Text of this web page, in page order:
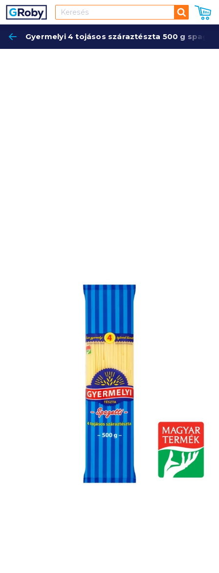
Keresés
Gyermelyi 4 tojásos száraztészta 500 g